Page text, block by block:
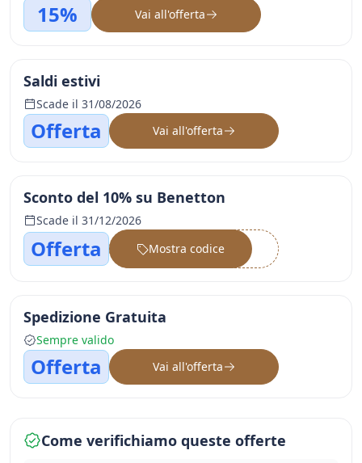
15% Vai all'offerta
Saldi estivi
Scade il 31/08/2026
Offerta Vai all'offerta
Sconto del 10% su Benetton
Scade il 31/12/2026
Offerta ••••••
Mostra codice
Spedizione Gratuita
Sempre valido
Offerta Vai all'offerta
Come verifichiamo queste offerte